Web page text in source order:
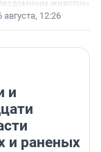
животным
соглашение
августа, 12:26
и
и раненых